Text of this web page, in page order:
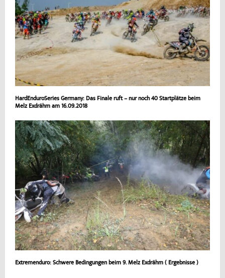
HardEnduroSeries Germany: Das Finale ruft – nur noch 40 Startplätze beim
Melz Exdrähm am 16.09.2018
Extremenduro: Schwere Bedingungen beim 9. Melz Exdrähm ( Ergebnisse )